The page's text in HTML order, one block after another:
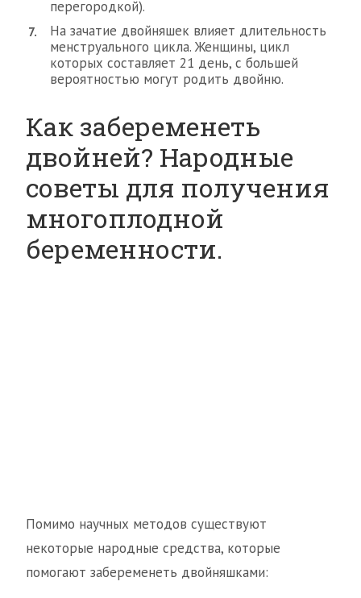
перегородкой).
На зачатие двойняшек влияет длительность
менструального цикла. Женщины, цикл
которых составляет 21 день, с большей
вероятностью могут родить двойню.
Как забеременеть
двойней? Народные
советы для получения
многоплодной
беременности.
Помимо научных методов существуют
некоторые народные средства, которые
помогают забеременеть двойняшками: